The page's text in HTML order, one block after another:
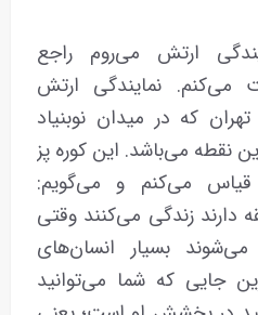
ارتش می‌روم راجع
می‌کنم. نمایندگی ارتش
تهران که در میدان نوبنیاد
نقطه می‌باشد. این کوره پز
قیاس می‌کنم و می‌گویم:
دارند زندگی می‌کنند وقتی
می‌شوند بسیار انسان‌های
جایی که شما می‌توانید